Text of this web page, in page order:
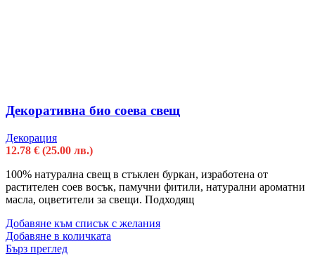
Декоративна био соева свещ
Декорация
12.78 € (25.00 лв.)
100% натурална свещ в стъклен буркан, изработена от
растителен соев восък, памучни фитили, натурални ароматни
масла, оцветители за свещи. Подходящ
Добавяне към списък с желания
Добавяне в количката
Бърз преглед